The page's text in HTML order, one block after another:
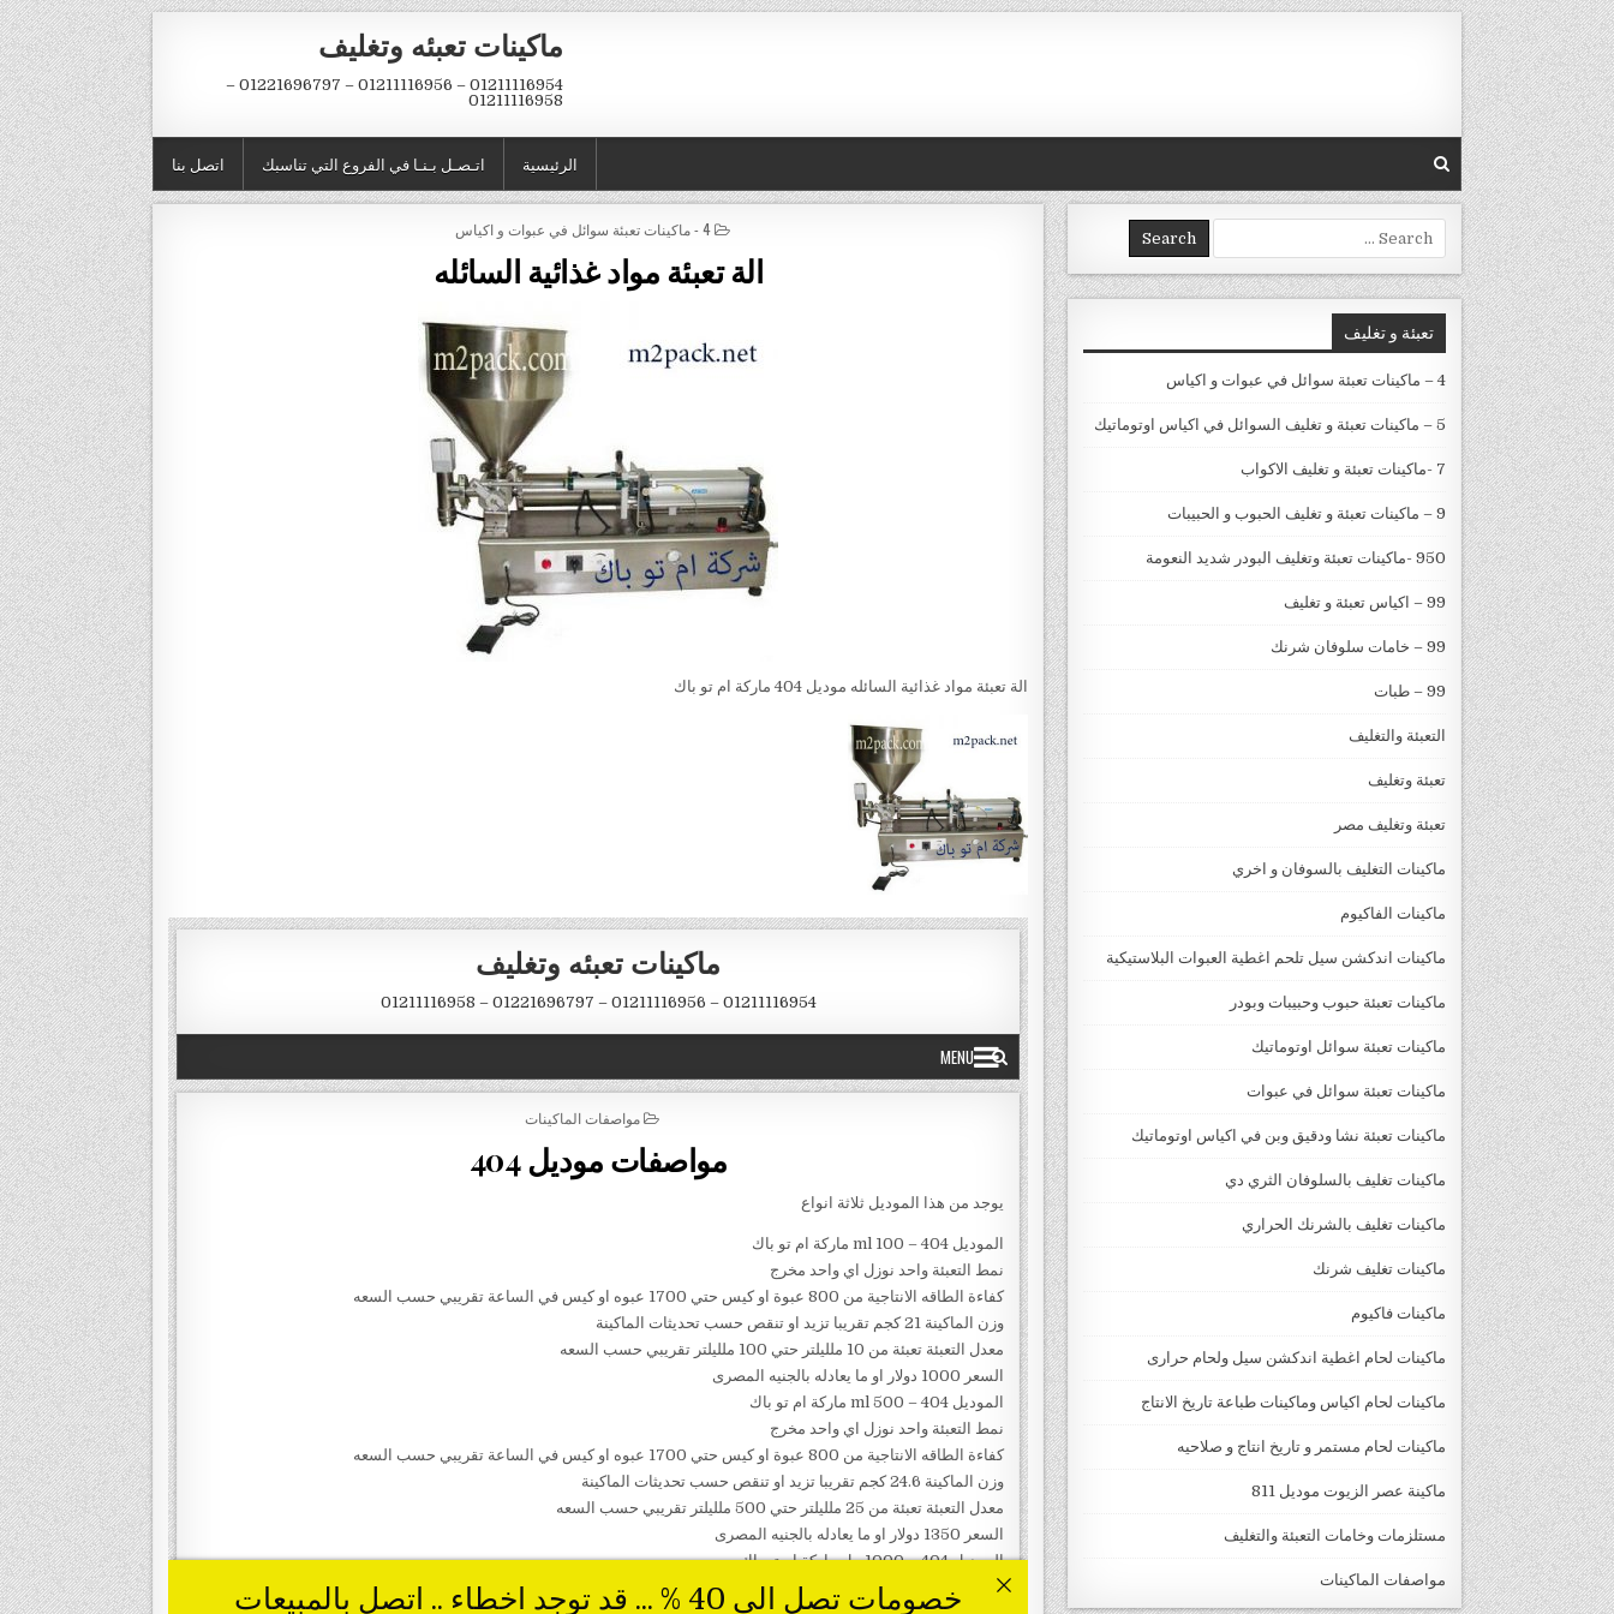
Skip to content
ماكينات تعبئه وتغليف
01211116954 – 01211116956 – 01221696797 –
01211116958
اتصل بنا اتـصـل بـنـا في الفروع التي تناسبك الرئيسية
POSTED IN
4 - ماكينات تعبئة سوائل في عبوات و اكياس
الة تعبئة مواد غذائية السائله
الة تعبئة مواد غذائية السائله موديل 404 ماركة ام تو باك
Search for:
تعبئة و تغليف
4 – ماكينات تعبئة سوائل في عبوات و اكياس
5 – ماكينات تعبئة و تغليف السوائل في اكياس اوتوماتيك
7 -ماكينات تعبئة و تغليف الاكواب
9 – ماكينات تعبئة و تغليف الحبوب و الحبيبات
950 -ماكينات تعبئة وتغليف البودر شديد النعومة
99 – اكياس تعبئة و تغليف
99 – خامات سلوفان شرنك
99 – طبات
التعبئة والتغليف
تعبئة وتغليف
تعبئة وتغليف مصر
ماكينات التغليف بالسوفان و اخري
ماكينات الفاكيوم
ماكينات اندكشن سيل تلحم اغطية العبوات البلاستيكية
ماكينات تعبئة حبوب وحبيبات وبودر
ماكينات تعبئة سوائل اوتوماتيك
ماكينات تعبئة سوائل في عبوات
ماكينات تعبئة نشا ودقيق وبن في اكياس اوتوماتيك
ماكينات تغليف بالسلوفان الثري دي
ماكينات تغليف بالشرنك الحراري
ماكينات تغليف شرنك
ماكينات فاكيوم
ماكينات لحام اغطية اندكشن سيل ولحام حرارى
ماكينات لحام اكياس وماكينات طباعة تاريخ الانتاج
ماكينات لحام مستمر و تاريخ انتاج و صلاحيه
ماكينة عصر الزيوت موديل 811
مستلزمات وخامات التعبئة والتغليف
مواصفات الماكينات